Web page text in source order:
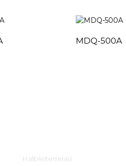
MDQ-500A
Halbleiterrelais